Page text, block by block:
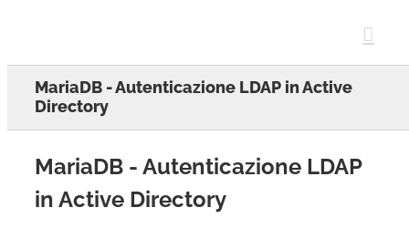
MariaDB - Autenticazione LDAP in Active
Directory
MariaDB - Autenticazione LDAP
in Active Directory